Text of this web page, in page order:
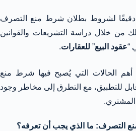
دقيقًا لشروط بطلان شرط منع التصرف
من خلال دراسة التشريعات والقوانين
“عقود البيع” للعقارات.
الحالات التي يُصبح فيها شرط منع
للتطبيق، مع التطرق إلى مخاطر وجود
التصرف: ما الذي يجب أن تعرفه؟